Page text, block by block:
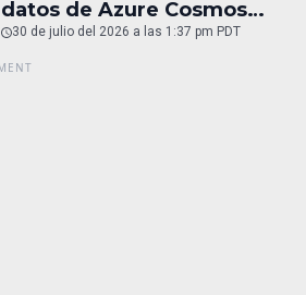
datos de Azure Cosmos
DB
30 de julio del 2026 a las 1:37 pm PDT